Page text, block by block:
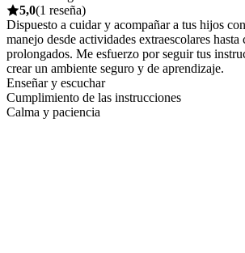
5,0(1 reseña)
Dispuesto a cuidar y acompañar a tus hijos
manejo desde actividades extraescolares hasta
prolongados. Me esfuerzo por seguir tus
crear un ambiente seguro y de aprendizaje.
Enseñar y escuchar
Cumplimiento de las instrucciones
Calma y paciencia